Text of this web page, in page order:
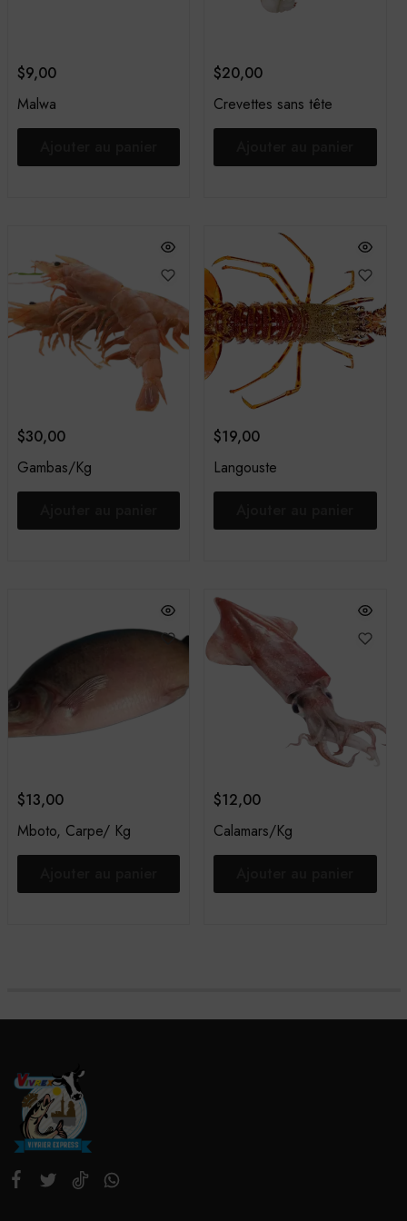
$9,00
Malwa
$20,00
Crevettes sans tête
$30,00
Gambas/Kg
$19,00
Langouste
$13,00
Mboto, Carpe/ Kg
$12,00
Calamars/Kg